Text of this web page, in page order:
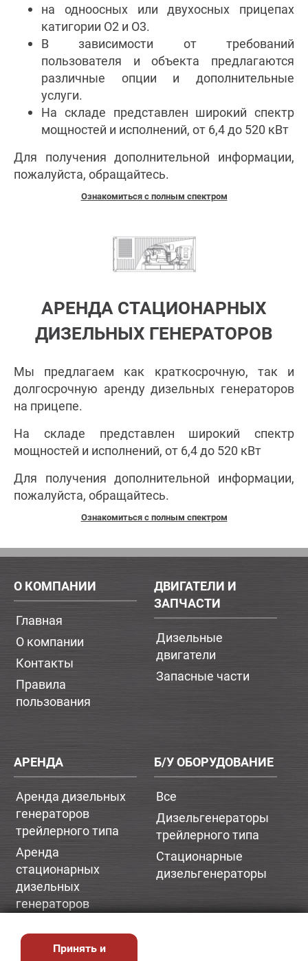
Принять и
на одноосных или двухосных прицепах
катигории O2 и О3.
В зависимости от требований
пользователя и объекта предлагаются
различные опции и дополнительные
услуги.
На складе представлен широкий спектр
мощностей и исполнений, от 6,4 до 520 кВт
Для получения дополнительной информации,
пожалуйста, обращайтесь.
Ознакомиться с полным спектром
АРЕНДА СТАЦИОНАРНЫХ
ДИЗЕЛЬНЫХ ГЕНЕРАТОРОВ
Мы предлагаем как краткосрочную, так и
долгосрочную аренду дизельных генераторов
на прицепе.
На складе представлен широкий спектр
мощностей и исполнений, от 6,4 до 520 кВт
Для получения дополнительной информации,
пожалуйста, обращайтесь.
Ознакомиться с полным спектром
О КОМПАНИИ
Главная
О компании
Контакты
Правила
пользования
ДВИГАТЕЛИ И
ЗАПЧАСТИ
Дизельные
двигатели
Запасные части
АРЕНДА
Аренда дизельных
генераторов
трейлерного типа
Аренда
стационарных
дизельных
генераторов
Б/У ОБОРУДОВАНИЕ
Все
Дизельгенераторы
трейлерного типа
Стационарные
дизельгенераторы